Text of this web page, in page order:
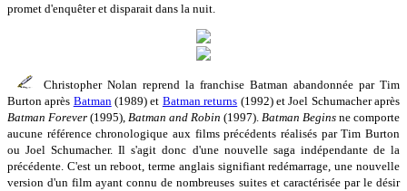
promet d'enquêter et disparait dans la nuit.
Christopher Nolan reprend la franchise Batman abandonnée par Tim
Burton après Batman(1989) et Batman returns (1992) et Joel Schumacher après
Batman Forever (1995), Batman and Robin (1997). Batman Begins ne comporte
aucune référence chronologique aux films précédents réalisés par Tim Burton
ou Joel Schumacher. Il s'agit donc d'une nouvelle saga indépendante de la
précédente. C'est un reboot, terme anglais signifiant redémarrage, une nouvelle
version d'un film ayant connu de nombreuses suites et caractérisée par le désir